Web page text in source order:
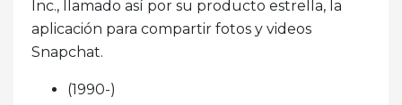
Inc., llamado así por su producto estrella, la
aplicación para compartir fotos y videos
Snapchat.
(1990-)